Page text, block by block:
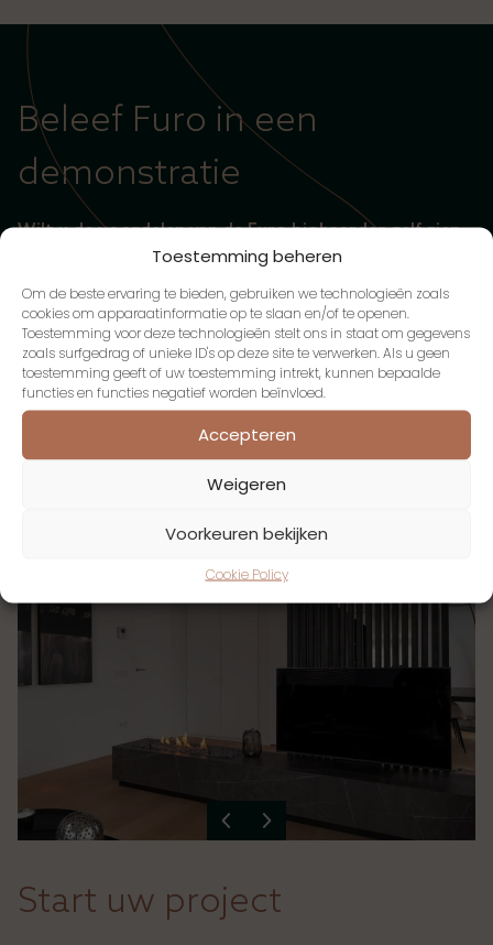
Toestemming beheren
Om de beste ervaring te bieden, gebruiken we technologieën zoals
cookies om apparaatinformatie op te slaan en/of te openen.
Toestemming voor deze technologieën stelt ons in staat om gegevens
zoals surfgedrag of unieke ID's op deze site te verwerken. Als u geen
toestemming geeft of uw toestemming intrekt, kunnen bepaalde
functies en functies negatief worden beïnvloed.
Accepteren
Weigeren
Voorkeuren bekijken
Cookie Policy
Beleef Furo in een
demonstratie
Wilt u de voordelen van de Furo biohaarden zelf zien
en ervaren? Onze partners demonstreren u graag de
Beleef Furo Live
Start uw project